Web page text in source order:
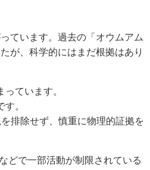
ています。過去の「オウムアム
が、科学的にはまだ根拠はあり
ています。
。
排除せず、慎重に物理的証拠を
どで一部活動が制限されている